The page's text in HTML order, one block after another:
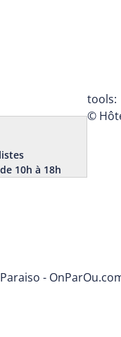
10h à 18h
tools:
©
-